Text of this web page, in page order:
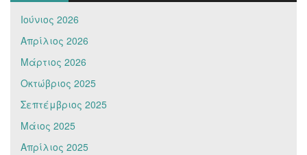
Ιούνιος 2026
Απρίλιος 2026
Μάρτιος 2026
Οκτώβριος 2025
Σεπτέμβριος 2025
Μάιος 2025
Απρίλιος 2025